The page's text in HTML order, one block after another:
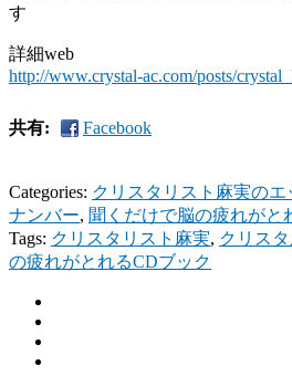
す
詳細web
http://www.crystal-ac.com/posts/
共有: Facebook
Categories: クリスタリスト麻実のエ
ナンバー, 聞くだけで脳の疲れがと
Tags: クリスタリスト麻実, クリス
の疲れがとれるCDブック